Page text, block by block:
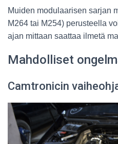
Muiden modulaarisen sarjan
M264 tai M254) perusteella
ajan mittaan saattaa ilmetä
Mahdolliset
Camtronicin